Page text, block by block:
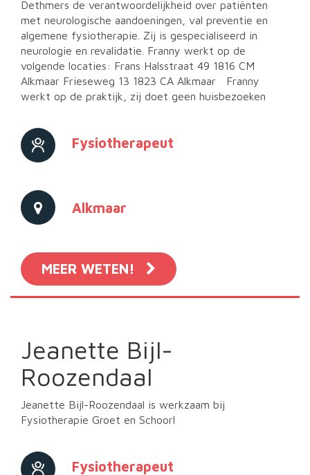
Dethmers de verantwoordelijkheid over patiënten
met neurologische aandoeningen, val preventie en
algemene fysiotherapie. Zij is gespecialiseerd in
neurologie en revalidatie. Franny werkt op de
volgende locaties: Frans Halsstraat 49 1816 CM
Alkmaar Frieseweg 13 1823 CA Alkmaar Franny
werkt op de praktijk, zij doet geen huisbezoeken
Fysiotherapeut
Alkmaar
MEER WETEN!
Jeanette Bijl-
Roozendaal
Jeanette Bijl-Roozendaal is werkzaam bij
Fysiotherapie Groet en Schoorl
Fysiotherapeut